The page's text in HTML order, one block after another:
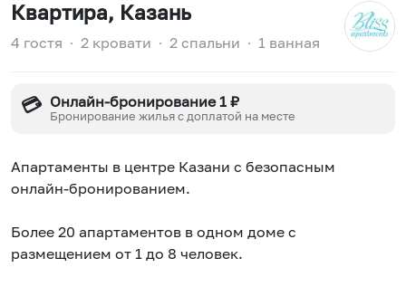
Квартира, Казань
4 гостя ∙ 2 кровати ∙ 2 спальни ∙ 1 ванная
💳 Онлайн-бронирование 1 ₽
Бронирование жилья с доплатой на месте
Апартаменты в центре Казани с безопасным
онлайн-бронированием.
Более 20 апартаментов в одном доме с
размещением от 1 до 8 человек.